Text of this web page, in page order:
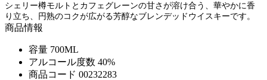
シェリー樽モルトとカフェグレーンの甘さが溶け合う、華やかに香
り立ち、円熟のコクが広がる芳醇なブレンデッドウイスキーです。
商品情報
容量 700ML
アルコール度数 40%
商品コード 00232283